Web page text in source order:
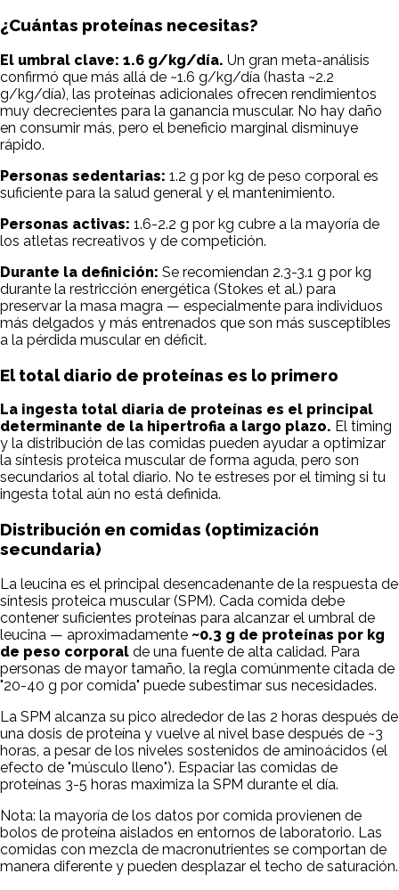
¿Cuántas proteínas necesitas?
El umbral clave: 1.6 g/kg/día. Un gran meta-análisis
confirmó que más allá de ~1.6 g/kg/día (hasta ~2.2
g/kg/día), las proteínas adicionales ofrecen rendimientos
muy decrecientes para la ganancia muscular. No hay daño
en consumir más, pero el beneficio marginal disminuye
rápido.
Personas sedentarias: 1.2 g por kg de peso corporal es
suficiente para la salud general y el mantenimiento.
Personas activas: 1.6-2.2 g por kg cubre a la mayoría de
los atletas recreativos y de competición.
Durante la definición: Se recomiendan 2.3-3.1 g por kg
durante la restricción energética (Stokes et al.) para
preservar la masa magra — especialmente para individuos
más delgados y más entrenados que son más susceptibles
a la pérdida muscular en déficit.
El total diario de proteínas es lo primero
La ingesta total diaria de proteínas es el principal
determinante de la hipertrofia a largo plazo. El timing
y la distribución de las comidas pueden ayudar a optimizar
la síntesis proteica muscular de forma aguda, pero son
secundarios al total diario. No te estreses por el timing si tu
ingesta total aún no está definida.
Distribución en comidas (optimización
secundaria)
La leucina es el principal desencadenante de la respuesta de
síntesis proteica muscular (SPM). Cada comida debe
contener suficientes proteínas para alcanzar el umbral de
leucina — aproximadamente ~0.3 g de proteínas por kg
de peso corporal de una fuente de alta calidad. Para
personas de mayor tamaño, la regla comúnmente citada de
"20-40 g por comida" puede subestimar sus necesidades.
La SPM alcanza su pico alrededor de las 2 horas después de
una dosis de proteína y vuelve al nivel base después de ~3
horas, a pesar de los niveles sostenidos de aminoácidos (el
efecto de "músculo lleno"). Espaciar las comidas de
proteínas 3-5 horas maximiza la SPM durante el día.
Nota: la mayoría de los datos por comida provienen de
bolos de proteína aislados en entornos de laboratorio. Las
comidas con mezcla de macronutrientes se comportan de
manera diferente y pueden desplazar el techo de saturación.